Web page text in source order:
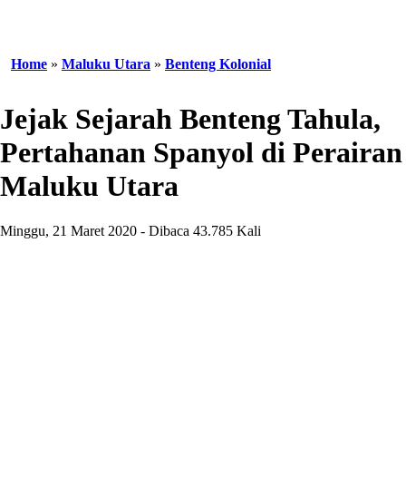
Home » Maluku Utara » Benteng Kolonial
Jejak Sejarah Benteng Tahula,
Pertahanan Spanyol di Perairan
Maluku Utara
Minggu, 21 Maret 2020 - Dibaca 43.785 Kali